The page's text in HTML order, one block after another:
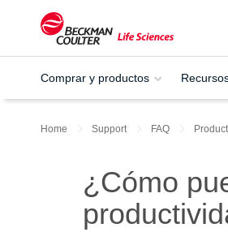
Comprar y productos
Home Support FAQ Product
¿Cómo